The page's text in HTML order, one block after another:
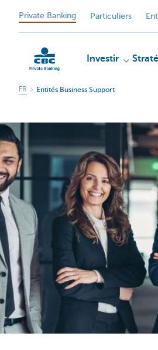
Private Banking Particuliers
Particulieren
Investir
FR Entités Business Support